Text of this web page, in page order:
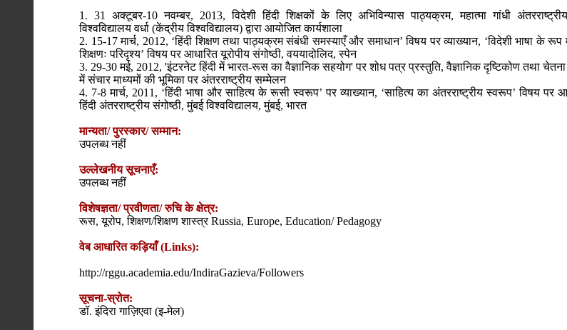
1. 31 अक्टूबर-10 नवम्बर, 2013, विदेशी हिंदी शिक्षकों के लिए अभिविन्यास पाठ्यक्रम, महात्मा गांधी
विश्वविद्यालय वर्धा (केंद्रीय विश्वविद्यालय) द्वारा आयोजित कार्यशाला
2. 15-17 मार्च, 2012, ‘हिंदी शिक्षण तथा पाठ्यक्रम संबंधी समस्याएँ और समाधान’ विषय पर व्याख्यान, ‘विदेशी भाषा के रूप
शिक्षणः परिदृश्य’ विषय पर आधारित यूरोपीय संगोष्ठी, वययादोलिद, स्पेन
3. 29-30 मई, 2012, 'इंटरनेट हिंदी में भारत-रूस का वैज्ञानिक सहयोग' पर शोध पत्र प्रस्तुति, वैज्ञानिक दृष्टिकोण तथा
में संचार माध्यमों की भूमिका पर अंतरराष्ट्रीय सम्मेलन
4. 7-8 मार्च, 2011, ‘हिंदी भाषा और साहित्य के रूसी स्वरूप’ पर व्याख्यान, ‘साहित्य का अंतरराष्ट्रीय स्वरूप’ विषय पर
हिंदी अंतरराष्ट्रीय संगोष्ठी, मुंबई विश्वविद्यालय, मुंबई, भारत
मान्यता/ पुरस्कार/ सम्मान:
उपलब्ध नहीं
उल्लेखनीय सूचनाएँ:
उपलब्ध नहीं
विशेषज्ञता/ प्रवीणता/ रुचि के क्षेत्र:
रूस, यूरोप, शिक्षण/शिक्षण शास्त्र Russia, Europe, Education/ Pedagogy
वेब आधारित कड़ियाँ (Links):
http://rggu.academia.edu/IndiraGazieva/Followers
सूचना-स्रोत:
डॉ. इंदिरा गाज़िएवा (इ-मेल)